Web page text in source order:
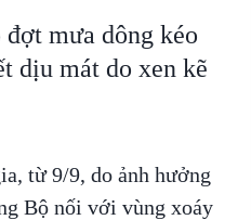
mưa dông kéo
dịu mát do xen kẽ
từ 9/9, do ảnh hưởng
Bộ nối với vùng xoáy